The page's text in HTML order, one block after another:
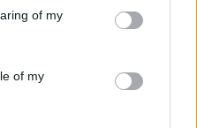
behaviour. You may click to
and its third-party tags to
purposes in below Google
of my
of my